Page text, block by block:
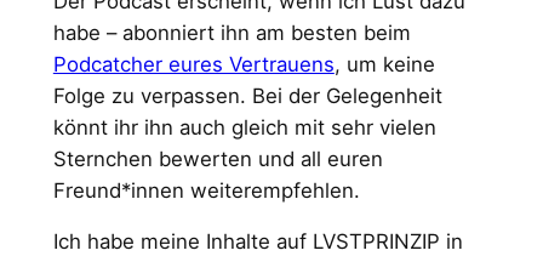
habe – abonniert ihn am besten beim
Podcatcher eures Vertrauens, um keine
Folge zu verpassen. Bei der Gelegenheit
könnt ihr ihn auch gleich mit sehr vielen
Sternchen bewerten und all euren
Freund*innen weiterempfehlen.
Ich habe meine Inhalte auf LVSTPRINZIP in